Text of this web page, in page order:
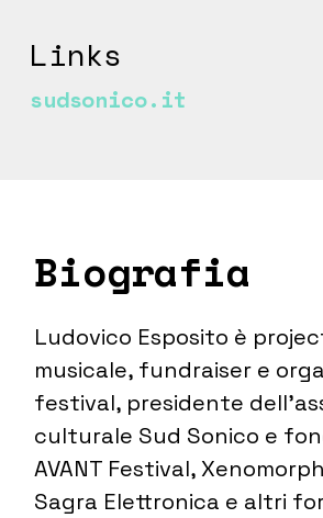
Links
sudsonico.it
Biografia
Ludovico Esposito è
musicale, fundraiser e
festival, presidente
culturale Sud Sonico e
AVANT Festival,
Sagra Elettronica e altri